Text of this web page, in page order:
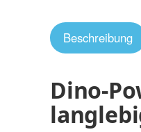
Beschreibung
Dino-